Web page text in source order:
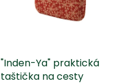
"Inden-Ya" praktická
taštička na cesty